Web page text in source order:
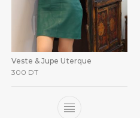
Veste & Jupe Uterque
300 DT